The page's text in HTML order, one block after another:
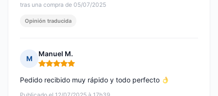
tras una compra de 05/07/2025
Opinión traducida
M
Manuel M.
Nota: 5 de 5
Pedido recibido muy rápido y todo perfecto